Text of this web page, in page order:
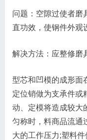
问题：空隙过使者磨
直功效，使钢件外观
解决方法：应整修磨
型芯和凹模的成形面
定位销做为支承件或
动、定模将造成较大
匀称时，料商品流通
大的工作压力;塑料